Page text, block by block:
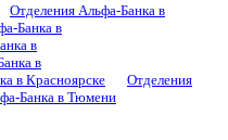
Отделения Альфа-Банка в
Банка в
в
в
в Красноярске
Отделения
Банка в Тюмени